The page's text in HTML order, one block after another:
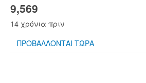
9,569
14 χρόνια πριν
ΠΡΟΒΑΛΛΟΝΤΑΙ ΤΩΡΑ